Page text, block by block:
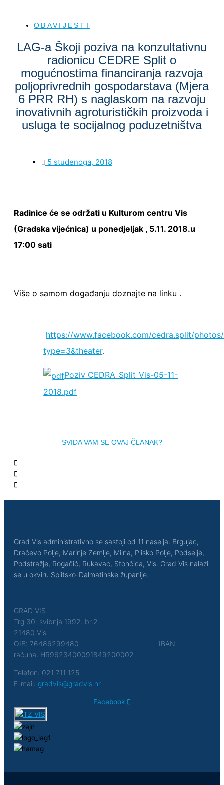
OBAVIJESTI
LAG-a Škoji poziva na konzultativnu
radionicu CEDRE Split o
mogućnostima financiranja razvoja
poljoprivrednih gospodarstava (Mjera
6 PRR RH) s naglaskom na razvoju
inovativnih agroturističkih proizvoda i
usluga te socijalnog poduzetništva
5 studenoga, 2018
Radinice će se održati u Kulturom centru Vis
(Gradska vijećnica) u ponedjeljak , 5.11. 2018.u
17:00 sati
Više o samom događanju doznajte na linku .
https://www.facebook.com/cedra.split/
type=3&theater.
Poziv_CEDRA_Split_Vis-05-11-
2018.pdf
SVIĐA VAM SE OVAJ ČLANAK?
Grad Vis administrativno se sastoji od 11 naselja: Brgujac,
Dračevo Polje, Marinje Zemlje, Milna, Plisko Polje, Podselje,
Podstražje, Rogačić, Rukavac, Stončica, Vis. Grad Vis nalazi
se u okviru Splitsko-Dalmatinske županije.
GRAD VIS
Trg 30. svibnja 1992. br.2
21480 Vis
OIB: 76486299480 IBAN
računa: HR9623400091849200002
Telefon: 021 711 125
E-mail: gradvis@gradvis.hr
Facebook